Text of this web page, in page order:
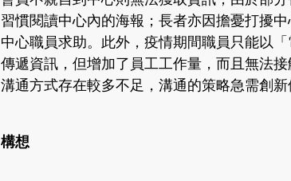
習慣閱讀中心內的海報；長者亦因擔憂打擾
中心職員求助。此外，疫情期間職員只能以
傳遞資訊，但增加了員工工作量，而且無法
溝通方式存在較多不足，溝通的策略急需創新
構想